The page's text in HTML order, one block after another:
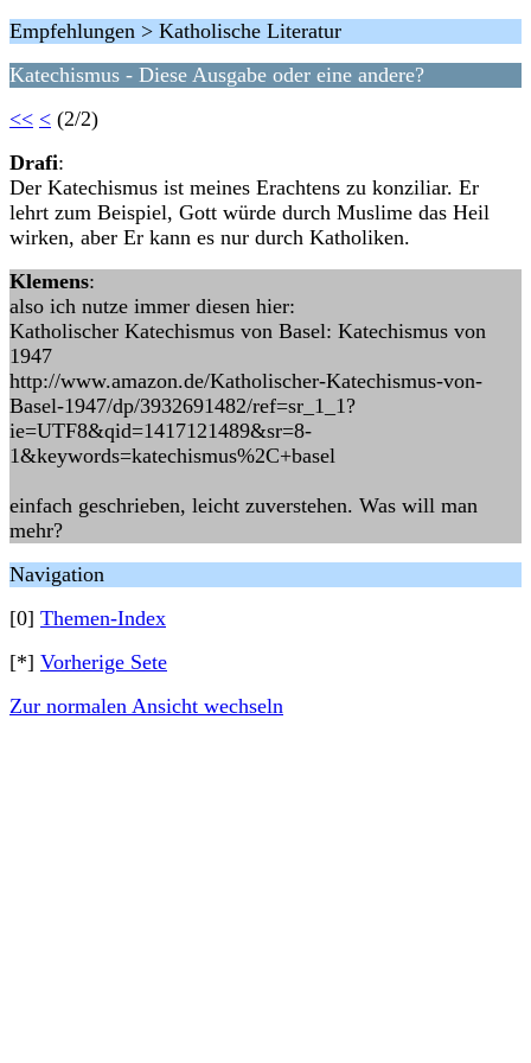
Empfehlungen > Katholische Literatur
Katechismus - Diese Ausgabe oder eine andere?
<< < (2/2)
Drafi:
Der Katechismus ist meines Erachtens zu konziliar. Er
lehrt zum Beispiel, Gott würde durch Muslime das Heil
wirken, aber Er kann es nur durch Katholiken.
Klemens:
also ich nutze immer diesen hier:
Katholischer Katechismus von Basel: Katechismus von
1947
http://www.amazon.de/Katholischer-Katechismus-von-
Basel-1947/dp/3932691482/ref=sr_1_1?
ie=UTF8&qid=1417121489&sr=8-
1&keywords=katechismus%2C+basel
einfach geschrieben, leicht zuverstehen. Was will man
mehr?
Navigation
[0] Themen-Index
[*] Vorherige Sete
Zur normalen Ansicht wechseln